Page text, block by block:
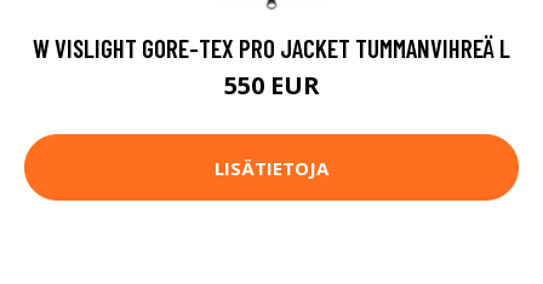
W VISLIGHT GORE-TEX PRO JACKET TUMMANVIHREÄ L
550 EUR
LISÄTIETOJA